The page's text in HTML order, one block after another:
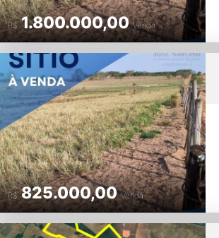
R$1.800.000,00Venda
R$825.000,00Venda